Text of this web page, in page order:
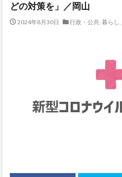
どの対策を」／岡山
2024年8月30日 行政・公共, 暮らし,